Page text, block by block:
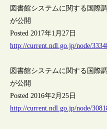
図書館システムに関する国際
が公開
Posted 2017年1月27日
http://current.ndl.go.jp/node/
図書館システムに関する国際
が公開
Posted 2016年2月25日
http://current.ndl.go.jp/node/